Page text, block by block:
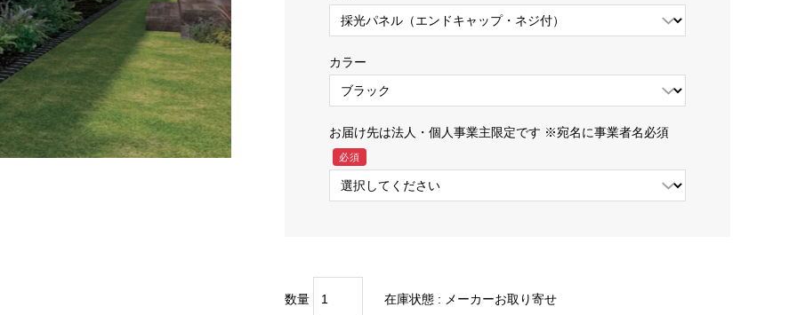
カラー
お届け先は法人・個人事業主限定です ※宛名に事業者名必須
必須
数量 在庫状態 : メーカーお取り寄せ